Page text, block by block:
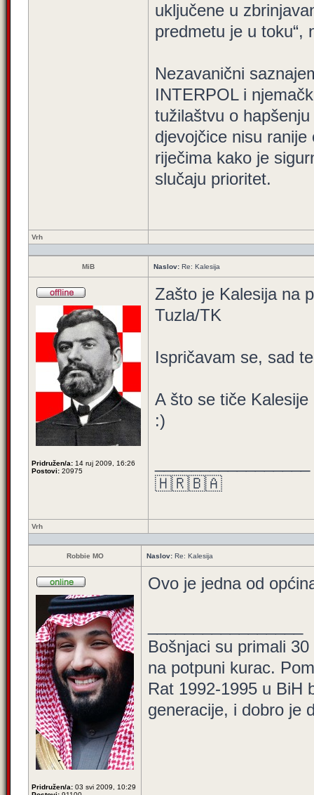
uključene u
predmetu je u toku“,
Nezavanični
INTERPOL i
tužilaštvu o
djevojčice nisu
riječima kako je
slučaju prioritet.
Vrh
MiB Naslov: Re: Kalesija
Pridružen/a: 14 ruj 2009, 16:26
Postovi: 20975
Zašto je Kalesija na
Tuzla/TK
Ispričavam se, sad
A što se tiče
:)
🇭🇷🇧🇦
Vrh
Robbie MO Naslov: Re: Kalesija
Pridružen/a: 03 svi 2009, 10:29
Ovo je jedna od
Bošnjaci su primali
na potpuni kurac.
Rat 1992-1995 u BiH
generacije, i dobro je